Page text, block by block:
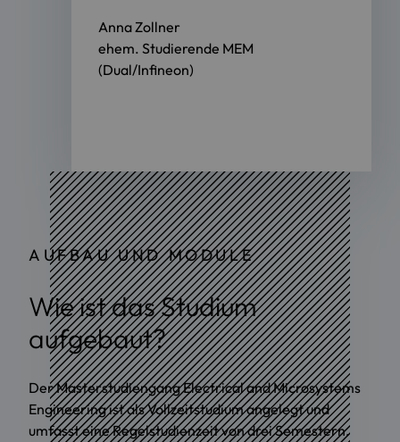
Anna Zollner
ehem. Studierende MEM
(Dual/Infineon)
AUFBAU UND MODULE
Wie ist das Studium
aufgebaut?
Der Masterstudiengang Electrical and Microsystems
Engineering ist als Vollzeitstudium angelegt und
umfasst eine Regelstudienzeit von drei Semestern.